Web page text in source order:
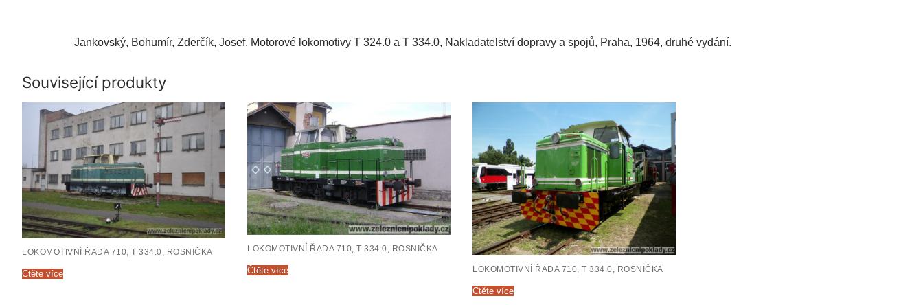
Jankovský, Bohumír, Zderčík, Josef. Motorové lokomotivy T 324.0 a T 334.0, Nakladatelství dopravy a spojů, Praha, 1964, druhé vydání.
Související produkty
LOKOMOTIVNÍ ŘADA 710, T 334.0, ROSNIČKA
Čtěte více
LOKOMOTIVNÍ ŘADA 710, T 334.0, ROSNIČKA
Čtěte více LOKOMOTIVNÍ ŘADA 710, T 334.0, ROSNIČKA
Čtěte více